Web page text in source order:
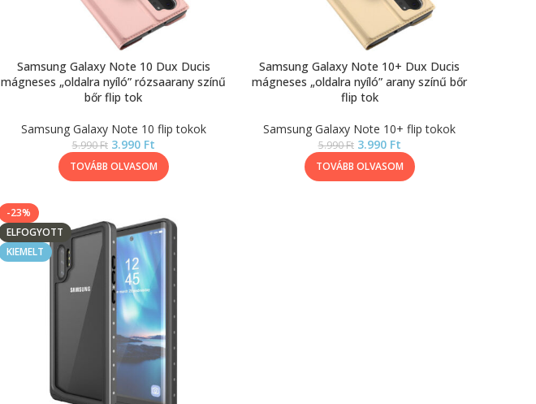
Samsung Galaxy Note 10 Dux Ducis
mágneses „oldalra nyíló” rózsaarany színű
bőr flip tok
Samsung Galaxy Note 10 flip tokok
5.990Ft 3.990 Ft
TOVÁBB OLVASOM
Samsung Galaxy Note 10+ Dux Ducis
mágneses „oldalra nyíló” arany színű bőr
flip tok
Samsung Galaxy Note 10+ flip tokok
5.990Ft 3.990 Ft
TOVÁBB OLVASOM
-23%
ELFOGYOTT
KIEMELT